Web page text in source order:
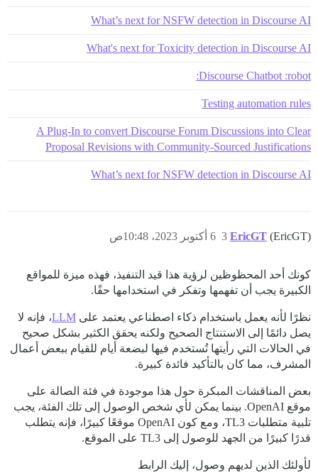
What’s next for NSFW detection in Discourse AI
What's next for Toxicity detection in Discourse AI
Discourse Chatbot :robot:
Testing automation rules
A Plug-In to convert Discourse Forum Discussions into Clear
Proposal Revisions with Community-Sourced Justifications
What’s next for NSFW detection in Discourse AI
EricGT (EricGT) 6 أكتوبر 2023، 10:48ص 3
كونك أحد المحظوظين لرؤية هذا قيد التنفيذ، فهذه ميزة للمواقع
الكبيرة يجب أن تفهمها وتفكر في استخدامها حقًا.
نظرًا لأنه يعمل باستخدام ذكاء اصطناعي يعتمد على LLM، فإنه لا
يصل دائمًا إلى الاستنتاج الصحيح ولكنه يحقق الكثير بشكل صحيح
في الحالات التي رأيتها تُستخدم فيها لبضعة أيام للقيام ببعض أعمال
المشرف، مما كان بالتأكيد فائدة كبيرة.
بعض المناقشات المبكرة حول هذا موجودة في فئة الصالة على
موقع OpenAI. بينما يمكن لأي شخص الوصول إلى تلك الفئة، يجب
تلبية متطلبات TL3، ومع كون OpenAI موقعًا كبيرًا، فإنه يتطلب
قدرًا كبيرًا من الجهد للوصول إلى TL3 على الموقع.
لأولئك الذين لديهم وصول، إليك الرابط